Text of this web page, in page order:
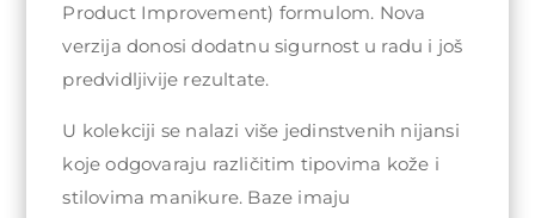
Product Improvement) formulom. Nova
verzija donosi dodatnu sigurnost u radu i još
predvidljivije rezultate.
U kolekciji se nalazi više jedinstvenih nijansi
koje odgovaraju različitim tipovima kože i
stilovima manikure. Baze imaju